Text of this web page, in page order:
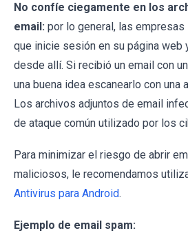
No confíe ciegamente en los
email: por lo general, las
que inicie sesión en su página web
desde allí. Si recibió un email con
una buena idea escanearlo con una
Los archivos adjuntos de email
de ataque común utilizado por los
Para minimizar el riesgo de abrir
maliciosos, le recomendamos
Antivirus para Android.
Ejemplo de email spam: